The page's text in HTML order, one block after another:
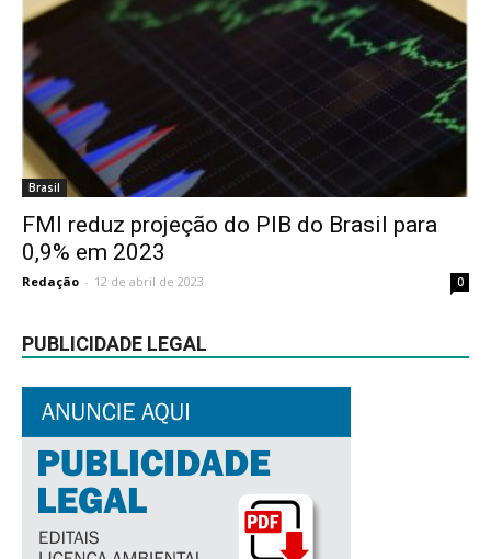
Brasil
FMI reduz projeção do PIB do Brasil para
0,9% em 2023
Redação - 12 de abril de 2023 0
PUBLICIDADE LEGAL